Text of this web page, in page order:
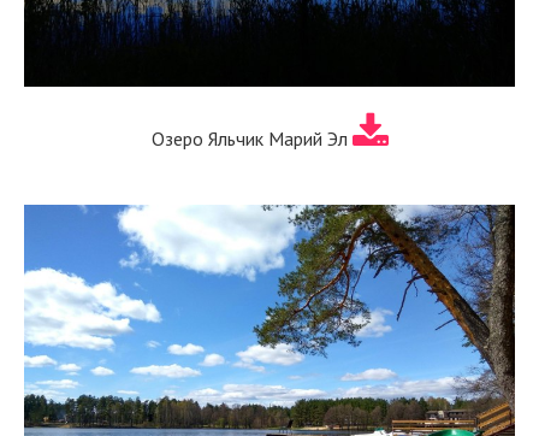
Озеро Яльчик Марий Эл